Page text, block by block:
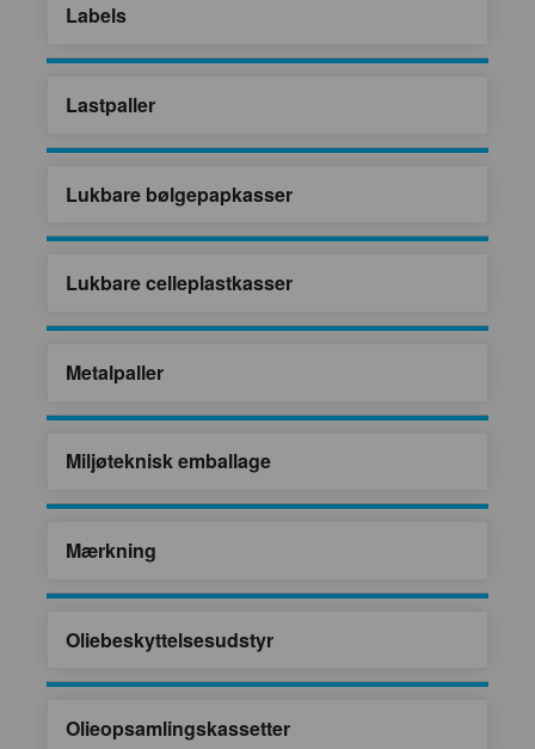
Labels
Lastpaller
Lukbare bølgepapkasser
Lukbare celleplastkasser
Metalpaller
Miljøteknisk emballage
Mærkning
Oliebeskyttelsesudstyr
Olieopsamlingskassetter